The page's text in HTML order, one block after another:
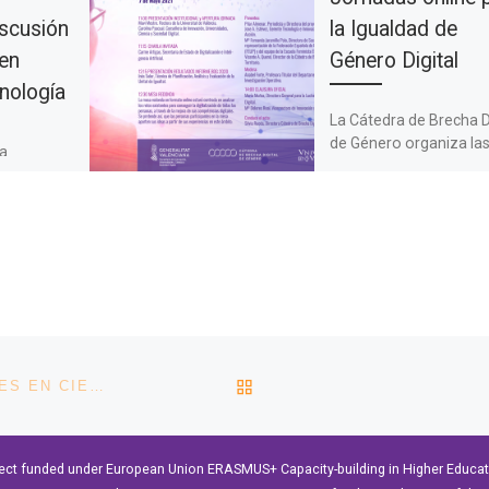
la Igualdad de
Género Digital
La Cátedra de Brecha
de Género organiza las
VOLVER A LA LISTA DE
funded under European Union ERASMUS+ Capacity-building in Higher